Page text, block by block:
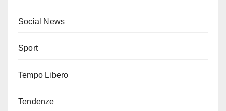
Social News
Sport
Tempo Libero
Tendenze